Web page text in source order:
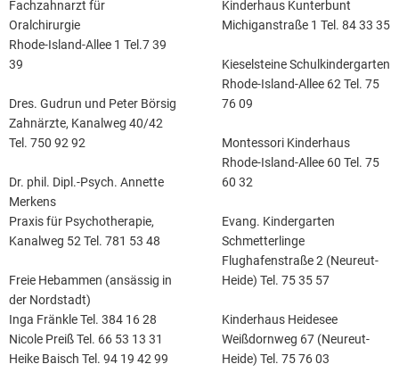
Fachzahnarzt für
Oralchirurgie
Rhode-Island-Allee 1 Tel.7 39
39
Dres. Gudrun und Peter Börsig
Zahnärzte, Kanalweg 40/42
Tel. 750 92 92
Dr. phil. Dipl.-Psych. Annette
Merkens
Praxis für Psychotherapie,
Kanalweg 52 Tel. 781 53 48
Freie Hebammen (ansässig in
der Nordstadt)
Inga Fränkle Tel. 384 16 28
Nicole Preiß Tel. 66 53 13 31
Heike Baisch Tel. 94 19 42 99
Kinderhaus Kunterbunt
Michiganstraße 1 Tel. 84 33 35
Kieselsteine Schulkindergarten
Rhode-Island-Allee 62 Tel. 75
76 09
Montessori Kinderhaus
Rhode-Island-Allee 60 Tel. 75
60 32
Evang. Kindergarten
Schmetterlinge
Flughafenstraße 2 (Neureut-
Heide) Tel. 75 35 57
Kinderhaus Heidesee
Weißdornweg 67 (Neureut-
Heide) Tel. 75 76 03